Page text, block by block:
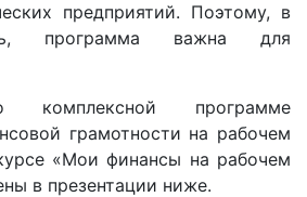
предприятий. Поэтому, в
программа важна для
комплексной программе
грамотности на рабочем
«Мои финансы на рабочем
в презентации ниже.